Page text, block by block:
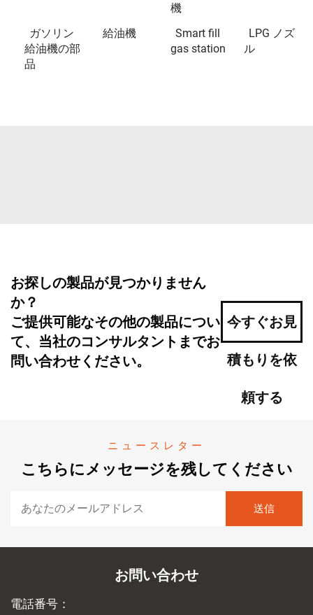
機
ガソリン
給油機の部
品
給油機
Smart fill
gas station
LPG ノズ
ル
お探しの製品が見つかりません
か？
ご提供可能なその他の製品につい
て、当社のコンサルタントまでお
問い合わせください。
今すぐお見
積もりを依
頼する
ニュースレター
こちらにメッセージを残してください
お問い合わせ
電話番号：